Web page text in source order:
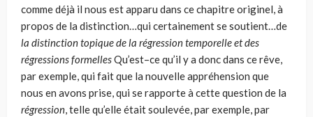
comme déjà il nous est apparu dans ce chapitre originel, à
propos de la distinction…qui certainement se soutient…de
la distinction topique de la régression temporelle et des
régressions formellesQu’est–ce qu’il y a donc dans ce rêve,
par exemple, qui fait que la nouvelle appréhension que
nous en avons prise, qui se rapporte à cette question de la
régression, telle qu’elle était soulevée, par exemple, par